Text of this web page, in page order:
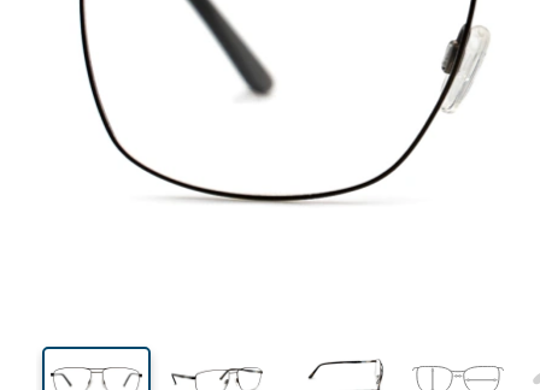
44 mm
Linshöjd
60 mm
Linsbredd
Linsbredd